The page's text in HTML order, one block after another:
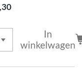
In
winkelwagen